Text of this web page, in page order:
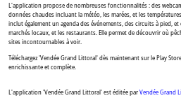
L'application propose de nombreuses fonctionnalités : des
données chaudes incluant la météo, les marées, et les
inclut également un agenda des événements, des circuits à pied,
marchés locaux, et les restaurants. Elle permet de découvrir où
sites incontournables à voir.
Téléchargez 'Vendée Grand Littoral' dès maintenant sur le Play
enrichissante et complète.
L'application 'Vendée Grand Littoral' est éditée parVendée Grand